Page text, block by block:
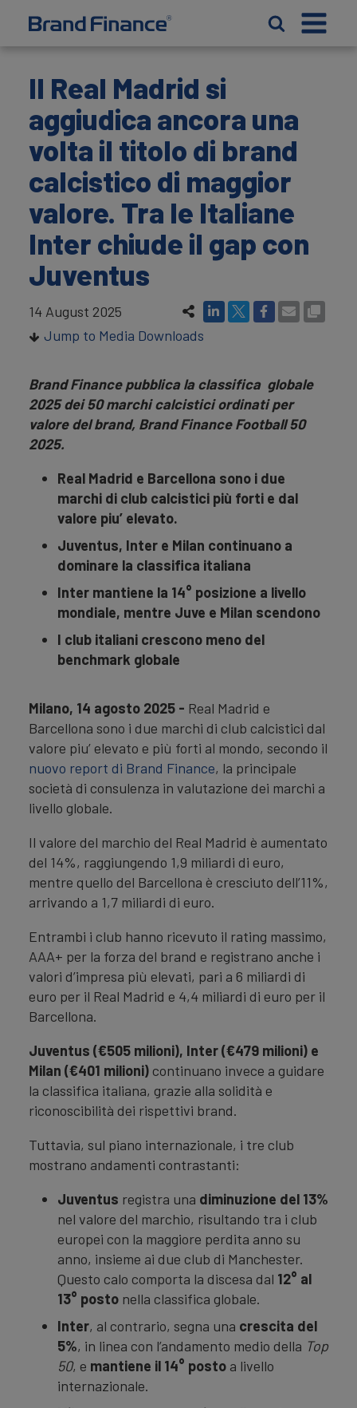
Il Real Madrid si
aggiudica ancora una
volta il titolo di brand
calcistico di maggior
valore. Tra le Italiane
Inter chiude il gap con
Juventus
14 August 2025
Jump to Media Downloads
Brand Finance pubblica la classifica globale
2025 dei 50 marchi calcistici ordinati per
valore del brand, Brand Finance Football 50
2025.
Real Madrid e Barcellona sono i due
marchi di club calcistici più forti e dal
valore piu’ elevato.
Juventus, Inter e Milan continuano a
dominare la classifica italiana
Inter mantiene la 14° posizione a livello
mondiale, mentre Juve e Milan scendono
I club italiani crescono meno del
benchmark globale
Milano, 14 agosto 2025 - Real Madrid e
Barcellona sono i due marchi di club calcistici dal
valore piu’ elevato e più forti al mondo, secondo il
nuovo report di Brand Finance, la principale
società di consulenza in valutazione dei marchi a
livello globale.
Il valore del marchio del Real Madrid è aumentato
del 14%, raggiungendo 1,9 miliardi di euro,
mentre quello del Barcellona è cresciuto dell’11%,
arrivando a 1,7 miliardi di euro.
Entrambi i club hanno ricevuto il rating massimo,
AAA+ per la forza del brand e registrano anche i
valori d’impresa più elevati, pari a 6 miliardi di
euro per il Real Madrid e 4,4 miliardi di euro per il
Barcellona.
Juventus (€505 milioni), Inter (€479 milioni) e
Milan (€401 milioni) continuano invece a guidare
la classifica italiana, grazie alla solidità e
riconoscibilità dei rispettivi brand.
Tuttavia, sul piano internazionale, i tre club
mostrano andamenti contrastanti:
Juventus registra una diminuzione del 13%
nel valore del marchio, risultando tra i club
europei con la maggiore perdita anno su
anno, insieme ai due club di Manchester.
Questo calo comporta la discesa dal 12° al
13° posto nella classifica globale.
Inter, al contrario, segna una crescita del
5%, in linea con l’andamento medio della Top
50, e mantiene il 14° posto a livello
internazionale.